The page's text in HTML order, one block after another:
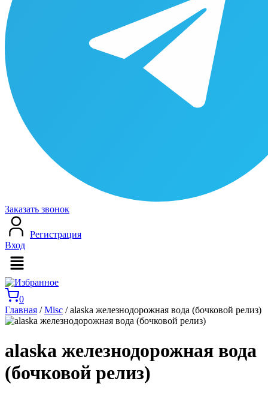
Заказать звонок
Вход
Регистрация
Меню
0
Главная /Misc / alaska железнодорожная вода (бочковой релиз)
alaska железнодорожная вода
(бочковой релиз)